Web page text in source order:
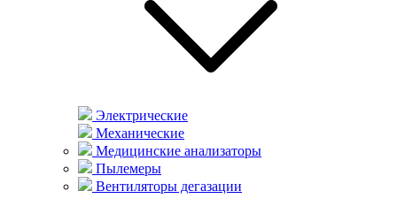
Электрические
Механические
Медицинские анализаторы
Пылемеры
Вентиляторы дегазации